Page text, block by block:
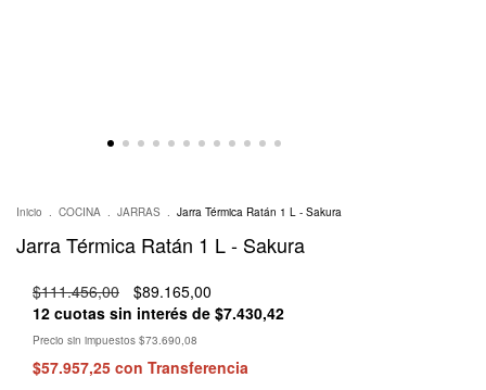
Inicio . COCINA . JARRAS . Jarra Térmica Ratán 1 L - Sakura
Jarra Térmica Ratán 1 L - Sakura
$111.456,00
$89.165,00
12 cuotas sin interés de $7.430,42
Precio sin impuestos $73.690,08
$57.957,25 con Transferencia